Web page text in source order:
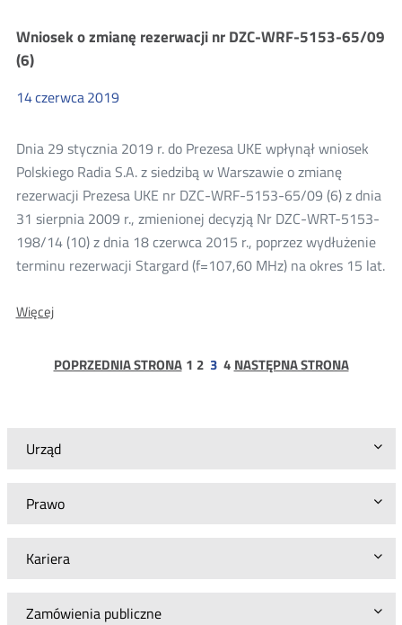
Urząd
Prawo
Kariera
Zamówienia publiczne
rezerwacji
5153-
Wniosek o zmianę rezerwacji nr DZC-WRF-5153-65/09
(6)
14czerwca2019
Dnia 29 stycznia 2019 r. do Prezesa UKE wpłynął wniosek
Polskiego Radia S.A. z siedzibą w Warszawie o zmianę
rezerwacji Prezesa UKE nr DZC-WRF-5153-65/09 (6) z dnia
31 sierpnia 2009 r., zmienionej decyzją Nr DZC-WRT-5153-
198/14 (10) z dnia 18 czerwca 2015 r., poprzez wydłużenie
terminu rezerwacji Stargard (f=107,60 MHz) na okres 15 lat.
WięcejO:
zmianę
rezerwacji
5153-
65/09
POPRZEDNIA STRONA strona
1 strona
2 3 strona
4 NASTĘPNA STRONA